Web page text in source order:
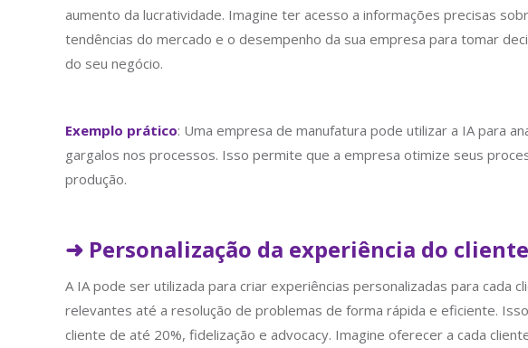
aumento da lucratividade. Imagine ter acesso a informações precisas
tendências do mercado e o desempenho da sua empresa para tomar
do seu negócio.
Exemplo prático: Uma empresa de manufatura pode utilizar a IA para
gargalos nos processos. Isso permite que a empresa otimize seus
produção.
➜ Personalização da experiência do
A IA pode ser utilizada para criar experiências personalizadas para cada
relevantes até a resolução de problemas de forma rápida e eficiente.
cliente de até 20%, fidelização e advocacy. Imagine oferecer a cada